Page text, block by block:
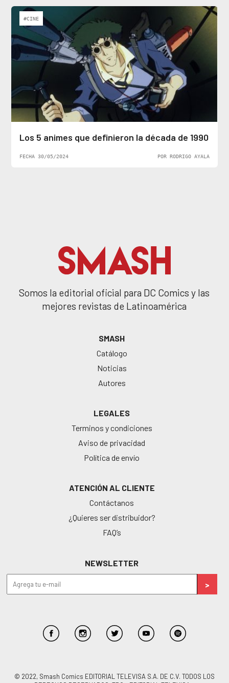
#CINE
Los 5 animes que definieron la década de 1990
FECHA 30/05/2024 POR RODRIGO AYALA
Somos la editorial oficial para DC Comics y las
mejores revistas de Latinoamérica
SMASH
Catálogo
Noticias
Autores
LEGALES
Terminos y condiciones
Aviso de privacidad
Política de envío
ATENCIÓN AL CLIENTE
Contáctanos
¿Quieres ser distribuidor?
FAQ’s
NEWSLETTER
© 2022, Smash Comics EDITORIAL TELEVISA S.A. DE C.V. TODOS LOS